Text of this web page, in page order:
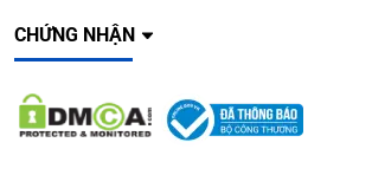
CHỨNG NHẬN